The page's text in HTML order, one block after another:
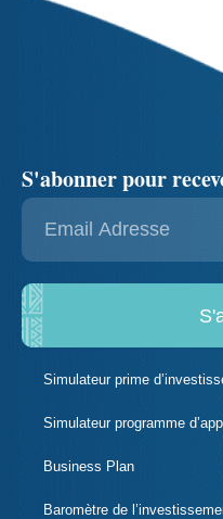
S'abonner pour
Simulateur prime
Simulateur programme
Business Plan
Baromètre de